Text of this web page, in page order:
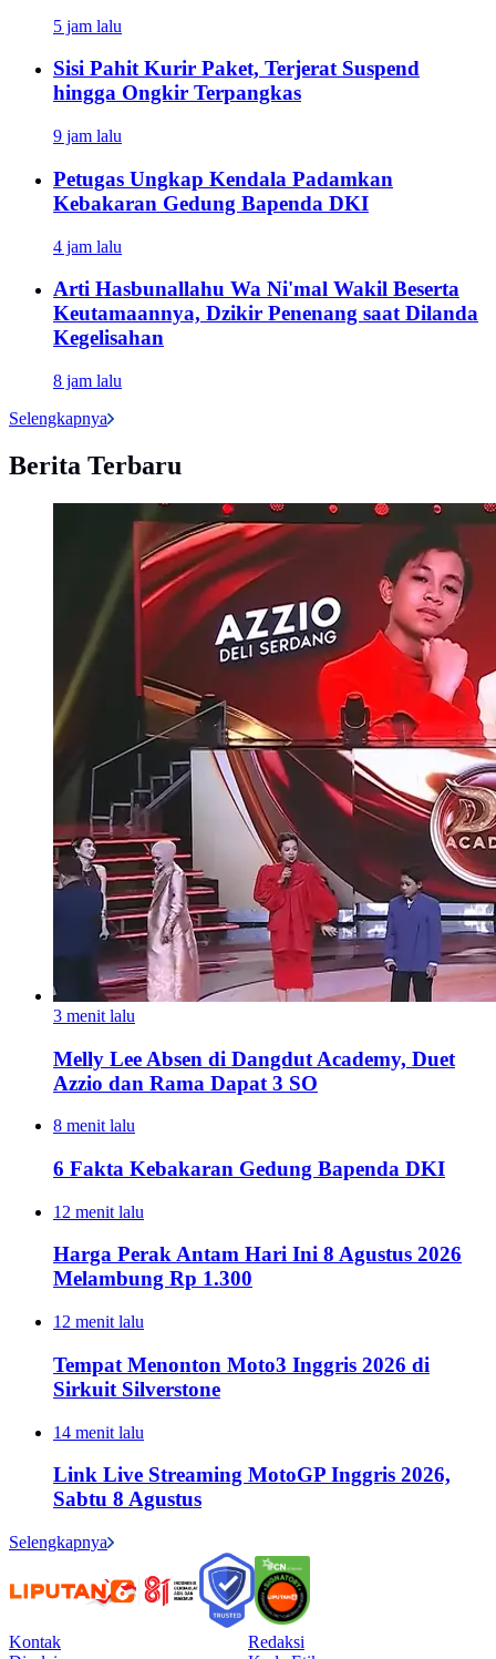
5 jam lalu
Sisi Pahit Kurir Paket, Terjerat Suspend
hingga Ongkir Terpangkas
9 jam lalu
Petugas Ungkap Kendala Padamkan
Kebakaran Gedung Bapenda DKI
4 jam lalu
Arti Hasbunallahu Wa Ni'mal Wakil Beserta
Keutamaannya, Dzikir Penenang saat Dilanda
Kegelisahan
8 jam lalu
Selengkapnya
Berita Terbaru
3 menit lalu
Melly Lee Absen di Dangdut Academy, Duet
Azzio dan Rama Dapat 3 SO
8 menit lalu
6 Fakta Kebakaran Gedung Bapenda DKI
12 menit lalu
Harga Perak Antam Hari Ini 8 Agustus 2026
Melambung Rp 1.300
12 menit lalu
Tempat Menonton Moto3 Inggris 2026 di
Sirkuit Silverstone
14 menit lalu
Link Live Streaming MotoGP Inggris 2026,
Sabtu 8 Agustus
Selengkapnya
Kontak
Redaksi